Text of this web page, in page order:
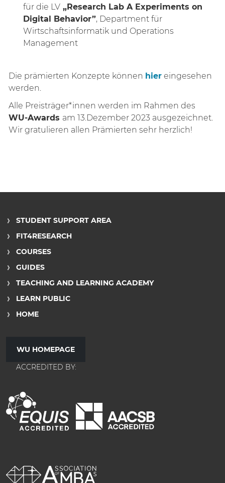
für die LV „Research Lab A Experiments on
Digital Behavior”, Department für
Wirtschaftsinformatik und Operations
Management
Die prämierten Konzepte können hier eingesehen
werden.
Alle Preisträger*innen werden im Rahmen des
WU-Awards am 13.Dezember 2023 ausgezeichnet.
Wir gratulieren allen Prämierten sehr herzlich!
STUDENT SUPPORT AREA
FIT4RESEARCH
COURSES
GUIDES
TEACHING AND LEARNING ACADEMY
LEARN PUBLIC
HOME
WU HOMEPAGE
ACCREDITED BY: